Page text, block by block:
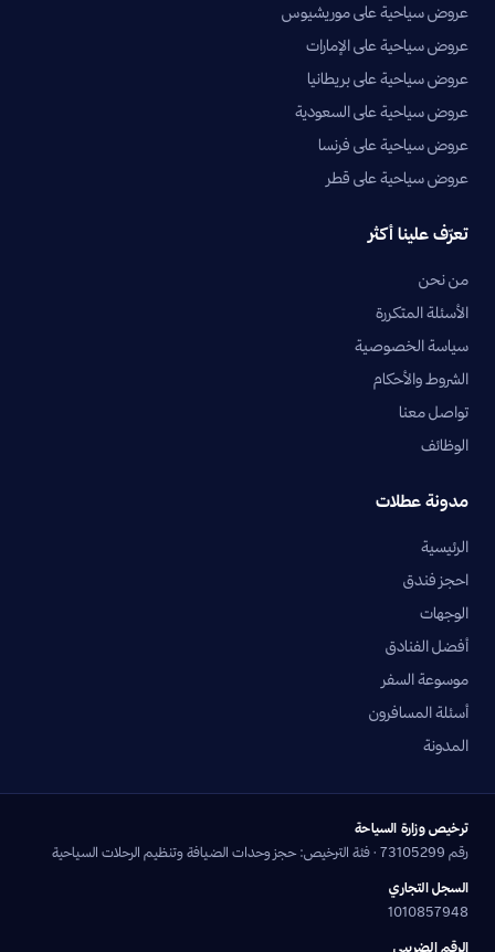
عروض سياحية على موريشيوس
عروض سياحية على الإمارات
عروض سياحية على بريطانيا
عروض سياحية على السعودية
عروض سياحية على فرنسا
عروض سياحية على قطر
تعرّف علينا أكثر
من نحن
الأسئلة المتكررة
سياسة الخصوصية
الشروط والأحكام
تواصل معنا
الوظائف
مدونة عطلات
الرئيسية
احجز فندق
الوجهات
أفضل الفنادق
موسوعة السفر
أسئلة المسافرون
المدونة
ترخيص وزارة السياحة
رقم 73105299 · فئة الترخيص: حجز وحدات الضيافة وتنظيم الرحلات السياحية
السجل التجاري
1010857948
الرقم الضريبي